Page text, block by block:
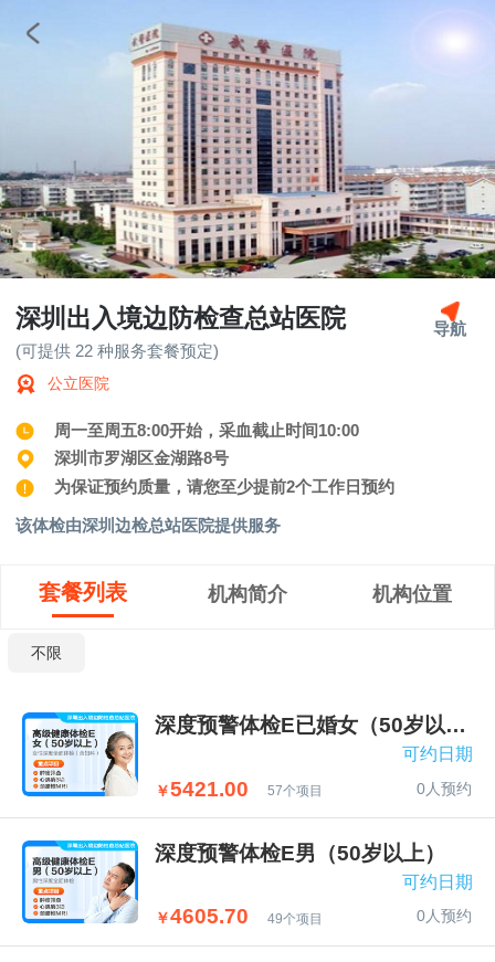
深圳出入境边防检查总站医院
导航
(可提供 22 种服务套餐预定)
公立医院
周一至周五8:00开始，采血截止时间10:00
深圳市罗湖区金湖路8号
为保证预约质量，请您至少提前2个工作日预约
该体检由深圳边检总站医院提供服务
套餐列表 机构简介 机构位置
不限
深度预警体检E已婚女（50岁以上）
￥5421.00 57个项目 0人预约
可约日期
深度预警体检E男（50岁以上）
￥4605.70 49个项目 0人预约
可约日期